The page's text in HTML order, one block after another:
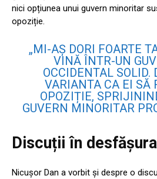
nici opțiunea unui guvern minoritar
opoziție.
„MI-AȘ DORI FOARTE
VINĂ ÎNTR-UN
OCCIDENTAL SOLID.
VARIANTA CA EI SĂ
OPOZIȚIE,
GUVERN MINORITAR
Discuții în
Nicușor Dan a vorbit și despre o